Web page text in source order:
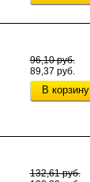
96,10 руб.
89,37 руб.
В корзину
132,61 руб.